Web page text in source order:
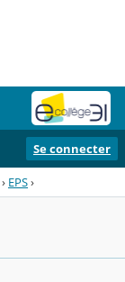
Se connecter
› EPS›